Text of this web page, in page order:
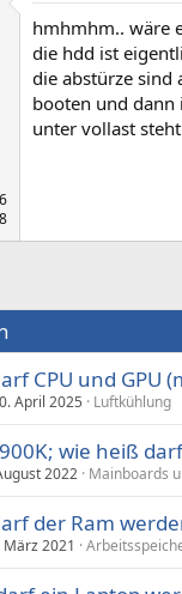
hmhmhm.. wäre
die hdd ist
die abstürze sind
booten und
unter vollast
CPU und GPU
April 2025 Luftkühlung
wie heiß
2022 Mainboards
der Ram
März 2021